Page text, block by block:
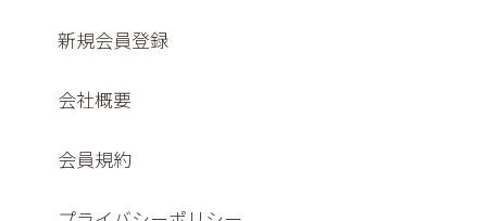
新規会員登録
会社概要
会員規約